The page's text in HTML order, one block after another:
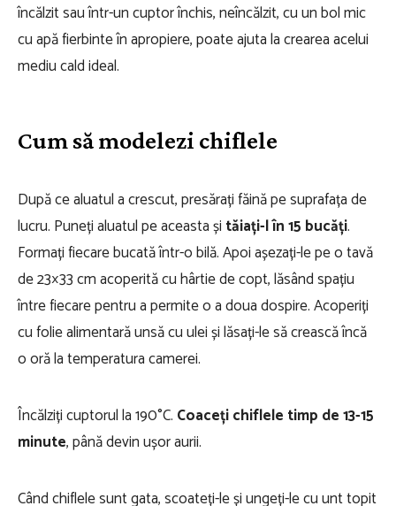
încălzit sau într-un cuptor închis, neîncălzit, cu un bol mic
cu apă fierbinte în apropiere, poate ajuta la crearea acelui
mediu cald ideal.
Cum să modelezi chiflele
După ce aluatul a crescut, presărați făină pe suprafața de
lucru. Puneți aluatul pe aceasta și tăiați-l în 15 bucăți.
Formați fiecare bucată într-o bilă. Apoi așezați-le pe o tavă
de 23×33 cm acoperită cu hârtie de copt, lăsând spațiu
între fiecare pentru a permite o a doua dospire. Acoperiți
cu folie alimentară unsă cu ulei și lăsați-le să crească încă
o oră la temperatura camerei.
Încălziți cuptorul la 190°C. Coaceți chiflele timp de 13-15
minute, până devin ușor aurii.
Când chiflele sunt gata, scoateți-le și ungeți-le cu unt topit